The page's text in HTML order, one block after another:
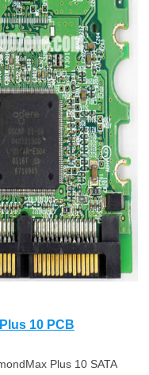
10 PCB
Plus 10 SATA